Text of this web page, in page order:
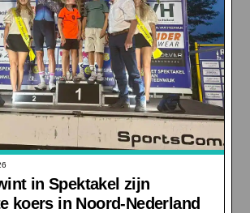
in Spektakel zijn
koers in Noord-Nederland